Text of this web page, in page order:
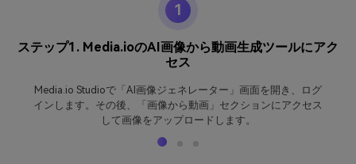
1
ステップ1. Media.ioのAI画像から動画生成ツールにアク
セス
Media.io Studioで「AI画像ジェネレーター」画面を開き、ログ
インします。その後、「画像から動画」セクションにアクセス
して画像をアップロードします。